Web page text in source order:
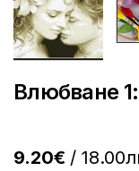
Влюбване
9.20€ /